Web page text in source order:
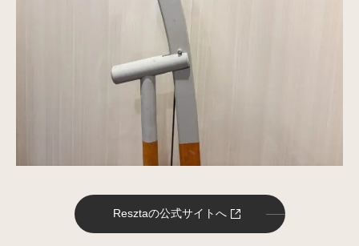
Resztaの公式サイトへ